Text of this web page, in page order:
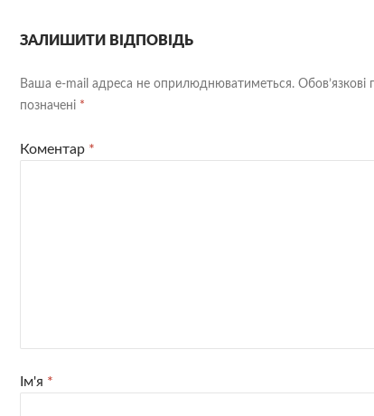
ЗАЛИШИТИ ВІДПОВІДЬ
Ваша e-mail адреса не оприлюднюватиметься. Обов’язкові
позначені *
Коментар *
Ім'я *